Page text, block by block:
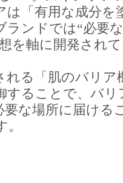
は「有用な成分を
ランドでは“必要
を軸に開発され
れる「肌のバリア
することで、バ
要な場所に届ける